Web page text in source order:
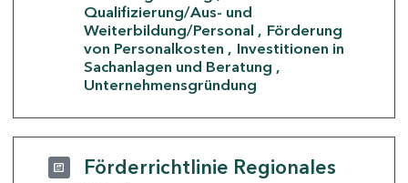
Qualifizierung/Aus- und
Weiterbildung/Personal
Förderung
von Personalkosten
Investitionen in
Sachanlagen und Beratung
Unternehmensgründung
Förderrichtlinie Regionales